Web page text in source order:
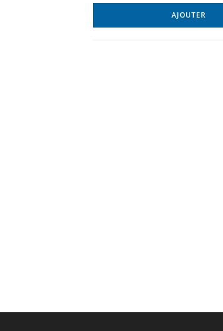
AJOUTER